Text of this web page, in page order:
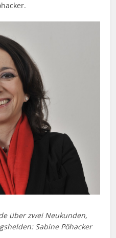
über zwei Neukunden,
Sabine Pöhacker